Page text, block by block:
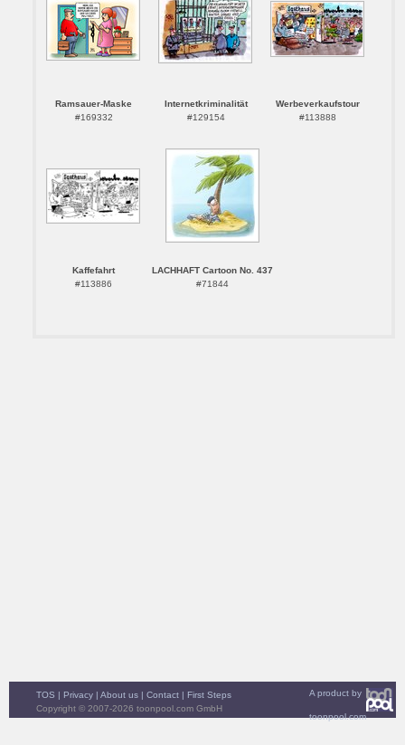
Ramsauer-Maske
#169332
Internetkriminalität
#129154
Werbeverkaufstour
#113888
Kaffefahrt
#113886
LACHHAFT Cartoon No. 437
#71844
A product by
toonpool.com
TOS | Privacy | About us | Contact | First Steps
Copyright © 2007-2026 toonpool.com GmbH